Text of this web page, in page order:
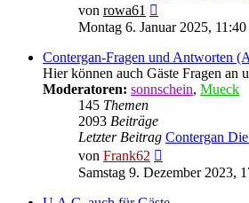
von rowa61
Beitrag
Montag 6. Januar 2025, 11:40
Contergan-Fragen und Antworten
Hier können auch Gäste Fragen an
Moderatoren: sonnschein, Mueck
145 Themen
2093 Beiträge
Letzter Beitrag Contergan
von Frank62
Beitrag
Samstag 9. Dezember 2023,